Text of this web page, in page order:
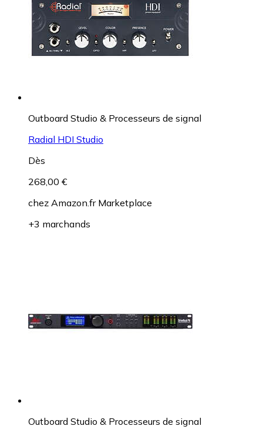
Outboard Studio & Processeurs de signal
Radial HDI Studio
Dès
268,00 €
chez Amazon.fr Marketplace
+3 marchands
Outboard Studio & Processeurs de signal